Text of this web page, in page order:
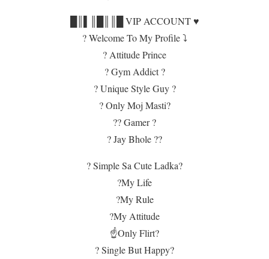
█║▌║█║║█ VIP ACCOUNT ♥️
? Welcome To My Profile ⤵️
? Attitude Prince
? Gym Addict ?
? Unique Style Guy ?
? Only Moj Masti?
?? Gamer ?
? Jay Bhole ??
? Simple Sa Cute Ladka?
?My Life
?My Rule
?My Attitude
☝️Only Flirt?
? Single But Happy?